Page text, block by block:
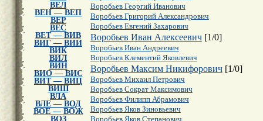
ВЕЛ
ВЕН — ВЕП
ВЕР
ВЕС
ВЕТ — ВИВ
ВИГ — ВИИ
ВИК
ВИЛ
ВИН
ВИО — ВИС
ВИТ — ВИЦ
ВИШ
ВЛА
ВЛЕ — ВОД
ВОЕ — ВОЖ
ВОЗ
Воробьев Георгий Иванович
Воробьев Григорий Александрович
Воробьев Евгений Захарович
Воробьев Иван Алексеевич[1/0]
Воробьев Иван Андреевич
Воробьев Клементий Яковлевич
Воробьев Максим Никифорович[1/0]
Воробьев Михаил Петрович
Воробьев Сократ Максимович
Воробьев Филипп Абрамович
Воробьев Яков Зиновьевич
Воробьев Яков Степанович